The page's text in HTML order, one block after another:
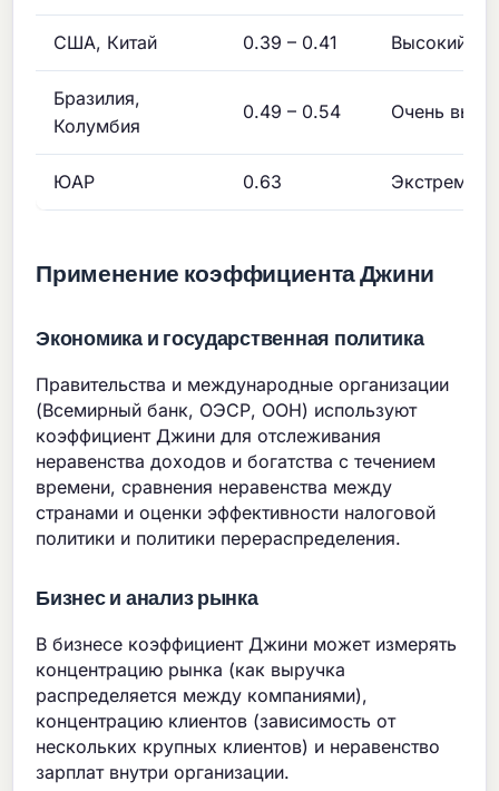
США, Китай 0.39 – 0.41 Высокий
Бразилия,
Колумбия
0.49 – 0.54 Очень
ЮАР 0.63
Применение коэффициента Джини
Экономика и государственная политика
Правительства и международные организации
(Всемирный банк, ОЭСР, ООН) используют
коэффициент Джини для отслеживания
неравенства доходов и богатства с течением
времени, сравнения неравенства между
странами и оценки эффективности налоговой
политики и политики перераспределения.
Бизнес и анализ рынка
В бизнесе коэффициент Джини может измерять
концентрацию рынка (как выручка
распределяется между компаниями),
концентрацию клиентов (зависимость от
нескольких крупных клиентов) и неравенство
зарплат внутри организации.